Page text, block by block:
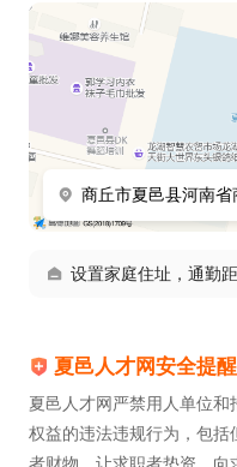
设置家庭住址，通勤
夏邑人才网安全提醒
夏邑人才网严禁用人单位
权益的违法违规行为，包
者财物、让求职者垫资、